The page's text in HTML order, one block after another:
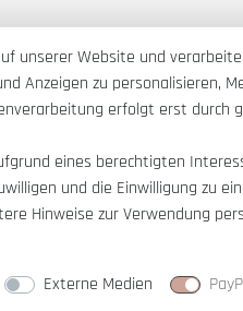
unserer Website und
Anzeigen zu personalisieren,
erfolgt erst durch
eines berechtigten
und die Einwilligung zu
Hinweise zur Verwendung
Externe Medien